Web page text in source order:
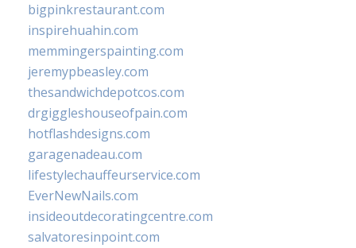
bigpinkrestaurant.com
inspirehuahin.com
memmingerspainting.com
jeremypbeasley.com
thesandwichdepotcos.com
drgiggleshouseofpain.com
hotflashdesigns.com
garagenadeau.com
lifestylechauffeurservice.com
EverNewNails.com
insideoutdecoratingcentre.com
salvatoresinpoint.com